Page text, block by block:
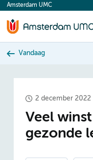
content
Amsterdam UMC
Vandaag
2 december 2022
Veel
gezonde